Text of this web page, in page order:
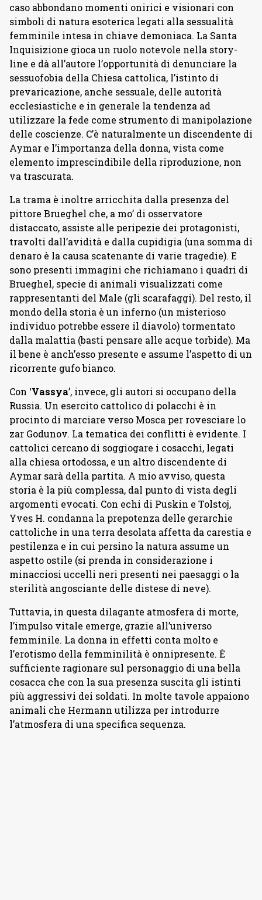
caso abbondano momenti onirici e visionari con
simboli di natura esoterica legati alla sessualità
femminile intesa in chiave demoniaca. La Santa
Inquisizione gioca un ruolo notevole nella story-
line e dà all’autore l’opportunità di denunciare la
sessuofobia della Chiesa cattolica, l’istinto di
prevaricazione, anche sessuale, delle autorità
ecclesiastiche e in generale la tendenza ad
utilizzare la fede come strumento di manipolazione
delle coscienze. C’è naturalmente un discendente di
Aymar e l’importanza della donna, vista come
elemento imprescindibile della riproduzione, non
va trascurata.
La trama è inoltre arricchita dalla presenza del
pittore Brueghel che, a mo’ di osservatore
distaccato, assiste alle peripezie dei protagonisti,
travolti dall’avidità e dalla cupidigia (una somma di
denaro è la causa scatenante di varie tragedie). E
sono presenti immagini che richiamano i quadri di
Brueghel, specie di animali visualizzati come
rappresentanti del Male (gli scarafaggi). Del resto, il
mondo della storia è un inferno (un misterioso
individuo potrebbe essere il diavolo) tormentato
dalla malattia (basti pensare alle acque torbide). Ma
il bene è anch’esso presente e assume l’aspetto di un
ricorrente gufo bianco.
Con ‘Vassya’, invece, gli autori si occupano della
Russia. Un esercito cattolico di polacchi è in
procinto di marciare verso Mosca per rovesciare lo
zar Godunov. La tematica dei conflitti è evidente. I
cattolici cercano di soggiogare i cosacchi, legati
alla chiesa ortodossa, e un altro discendente di
Aymar sarà della partita. A mio avviso, questa
storia è la più complessa, dal punto di vista degli
argomenti evocati. Con echi di Puskin e Tolstoj,
Yves H. condanna la prepotenza delle gerarchie
cattoliche in una terra desolata affetta da carestia e
pestilenza e in cui persino la natura assume un
aspetto ostile (si prenda in considerazione i
minacciosi uccelli neri presenti nei paesaggi o la
sterilità angosciante delle distese di neve).
Tuttavia, in questa dilagante atmosfera di morte,
l’impulso vitale emerge, grazie all’universo
femminile. La donna in effetti conta molto e
l’erotismo della femminilità è onnipresente. È
sufficiente ragionare sul personaggio di una bella
cosacca che con la sua presenza suscita gli istinti
più aggressivi dei soldati. In molte tavole appaiono
animali che Hermann utilizza per introdurre
l’atmosfera di una specifica sequenza.